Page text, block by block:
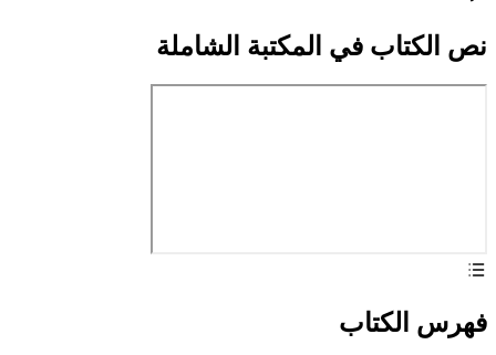
نص الكتاب في المكتبة الشاملة
فهرس الكتاب